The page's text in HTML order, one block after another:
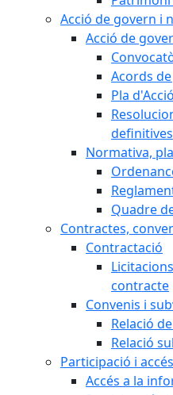
Acció de govern i
Acció de
Acords
Pla
definitives
Normativa,
Quadre
Contractes,
Contractació
contracte
Convenis i
Relació
Relació
Participació i
Accés a la